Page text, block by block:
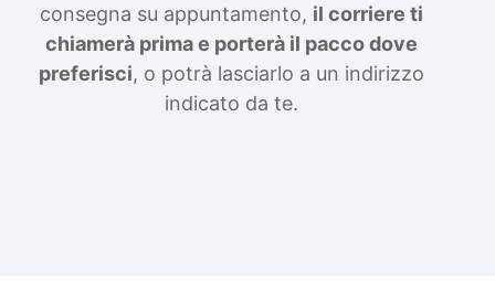
consegna su appuntamento, il corriere ti
chiamerà prima e porterà il pacco dove
preferisci, o potrà lasciarlo a un indirizzo
indicato da te.